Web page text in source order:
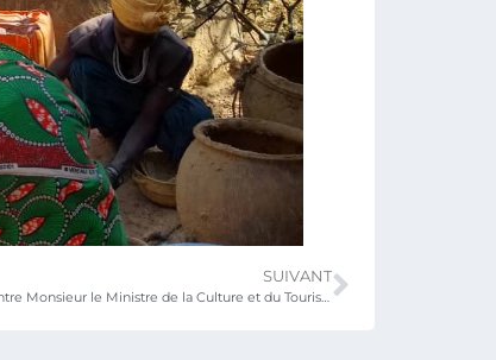
SUIVANT
Rencontre d’échange entre Monsieur le Ministre de la Culture et du Tourisme et une délégation du Comité Miss TOGO